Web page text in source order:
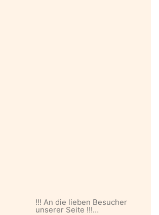
!!! An die lieben Besucher
unserer Seite !!!…